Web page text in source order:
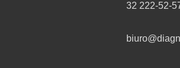
32 222-52-